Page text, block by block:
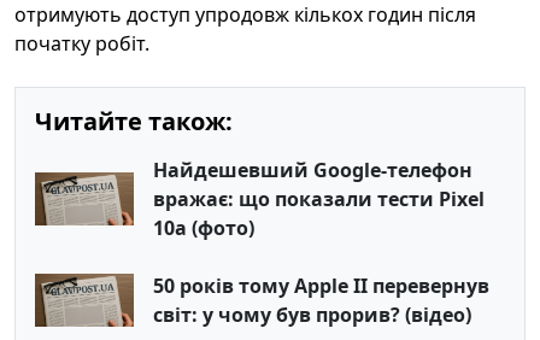
отримують доступ упродовж кількох годин після
початку робіт.
Читайте також:
Найдешевший Google-телефон
вражає: що показали тести Pixel
10a (фото)
50 років тому Apple II перевернув
світ: у чому був прорив? (відео)